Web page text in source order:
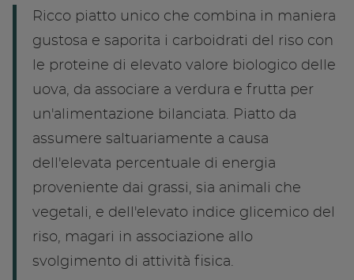
Ricco piatto unico che combina in maniera
gustosa e saporita i carboidrati del riso con
le proteine di elevato valore biologico delle
uova, da associare a verdura e frutta per
un'alimentazione bilanciata. Piatto da
assumere saltuariamente a causa
dell'elevata percentuale di energia
proveniente dai grassi, sia animali che
vegetali, e dell'elevato indice glicemico del
riso, magari in associazione allo
svolgimento di attività fisica.